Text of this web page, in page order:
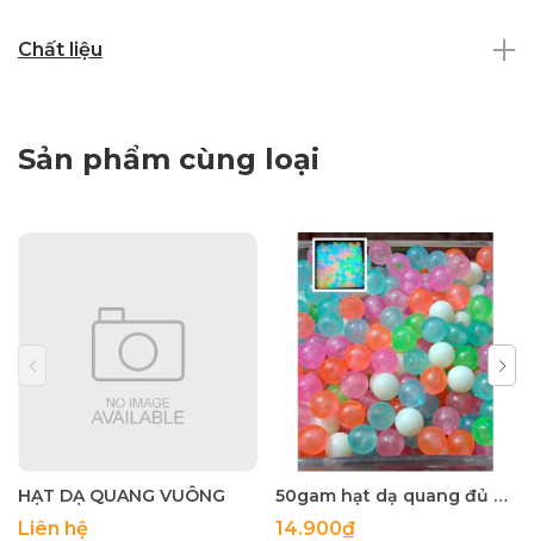
Chất liệu
Sản phẩm cùng loại
HẠT DẠ QUANG VUÔNG
Liên hệ
50gam hạt dạ quang đủ màu 6mm, 8mm, 10mm, 12mm, hạt nhựa tròn
14.900₫